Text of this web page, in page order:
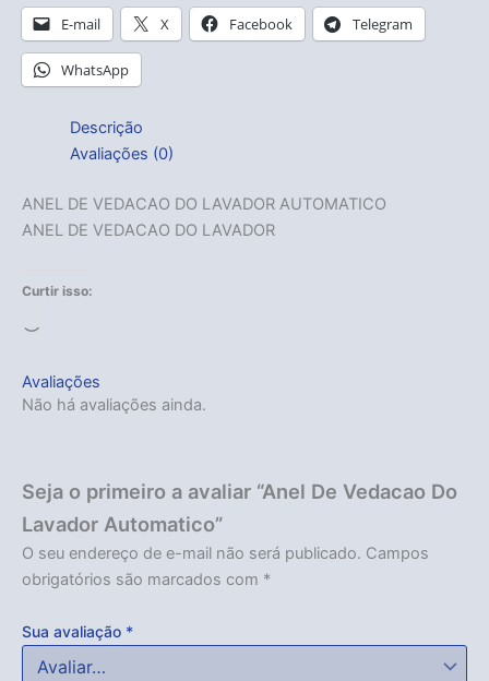
E-mail X Facebook Telegram
WhatsApp
Descrição
Avaliações (0)
ANEL DE VEDACAO DO LAVADOR AUTOMATICO
ANEL DE VEDACAO DO LAVADOR
Curtir isso:
Avaliações
Não há avaliações ainda.
Seja o primeiro a avaliar “Anel De Vedacao Do
Lavador Automatico”
O seu endereço de e-mail não será publicado. Campos
obrigatórios são marcados com *
Sua avaliação *